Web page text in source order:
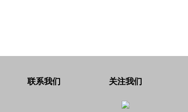
联系我们 关注我们